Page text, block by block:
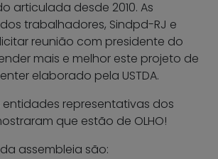
articulada desde 2010. As
trabalhadores, Sindpd-RJ e
reunião com presidente do
mais e melhor este projeto de
elaborado pela USTDA.
entidades representativas dos
que estão de OLHO!
assembleia são: